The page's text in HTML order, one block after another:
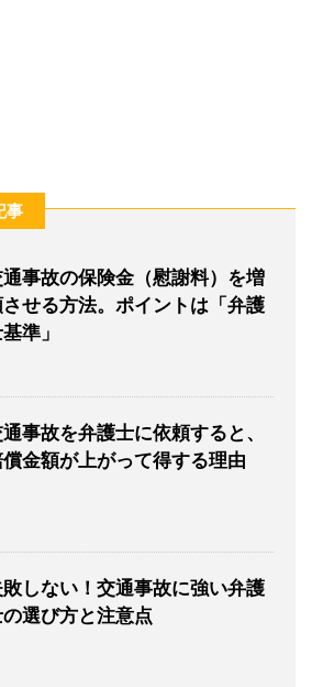
事
事故の保険金（慰謝料）を増
せる方法。ポイントは「弁護
準」
事故を弁護士に依頼すると、
償金額が上がって得する理由
敗しない！交通事故に強い弁護
選び方と注意点